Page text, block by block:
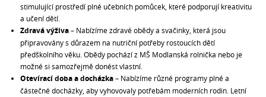
stimulující prostředí plné učebních pomůcek, které podporují kreativitu
a učení dětí.
Zdravá výživa– Nabízíme zdravé obědy a svačinky, která jsou
připravovány s důrazem na nutriční potřeby rostoucích dětí
předškolního věku. Obědy pochází z MŠ Modlanská rolnička nebo je
možné si samozřejmě donést vlastní.
Otevírací doba a docházka– Nabízíme různé programy plné a
částečné docházky, aby vyhovovaly potřebám moderních rodin. Letní